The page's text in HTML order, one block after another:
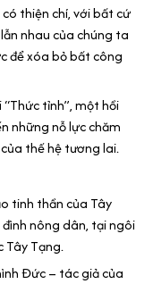
thiện chí, với bất cứ
nhau của chúng ta
để xóa bỏ bất công
tỉnh”, một hồi
những nỗ lực chăm
thế hệ tương lai.
tinh thần của Tây
nông dân, tại ngôi
Tây Tạng.
Đức – tác giả của